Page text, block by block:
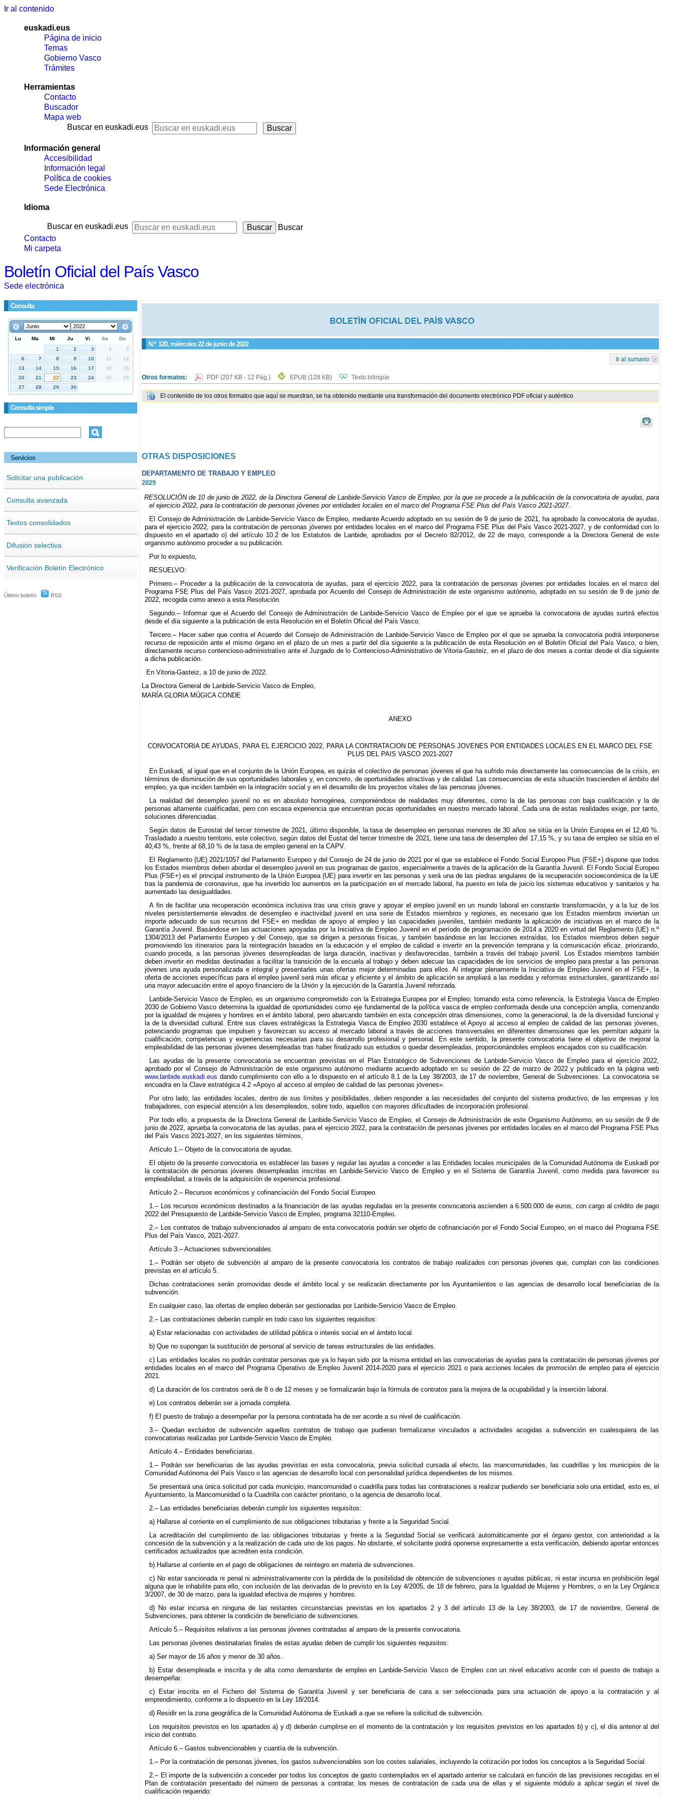
Ir al contenido
euskadi.eus
Página de inicio
Temas
Gobierno Vasco
Trámites
Herramientas
Contacto
Buscador
Mapa web
Buscar en euskadi.eus
Información general
Accesibilidad
Información legal
Política de cookies
Sede Electrónica
Idioma
Buscar en euskadi.eus
Buscar
Contacto
Mi carpeta
Boletín Oficial del País Vasco
Sede electrónica
Consulta
Consulta simple
Servicios
Solicitar una publicación
Consulta avanzada
Textos consolidados
Difusión selectiva
Verificación Boletín Electrónico
Último boletín RSS
N.º 120, miércoles 22 de junio de 2022
Ir al sumario
Otros formatos: PDF (207 KB - 12 Pág.) EPUB (128 KB) Texto bilingüe
El contenido de los otros formatos que aquí se muestran, se ha obtenido mediante una transformación del documento electrónico PDF oficial y auténtico
OTRAS DISPOSICIONES
DEPARTAMENTO DE TRABAJO Y EMPLEO
2829
RESOLUCIÓN de 10 de junio de 2022, de la Directora General de Lanbide-Servicio Vasco de Empleo, por la que se procede a la publicación de la convocatoria de ayudas, para
el ejercicio 2022, para la contratación de personas jóvenes por entidades locales en el marco del Programa FSE Plus del País Vasco 2021-2027.
El Consejo de Administración de Lanbide-Servicio Vasco de Empleo, mediante Acuerdo adoptado en su sesión de 9 de junio de 2021, ha aprobado la convocatoria de ayudas,
para el ejercicio 2022, para la contratación de personas jóvenes por entidades locales en el marco del Programa FSE Plus del País Vasco 2021-2027, y de conformidad con lo
dispuesto en el apartado o) del artículo 10.2 de los Estatutos de Lanbide, aprobados por el Decreto 82/2012, de 22 de mayo, corresponde a la Directora General de este
organismo autónomo proceder a su publicación.
Por lo expuesto,
RESUELVO:
Primero.– Proceder a la publicación de la convocatoria de ayudas, para el ejercicio 2022, para la contratación de personas jóvenes por entidades locales en el marco del
Programa FSE Plus del País Vasco 2021-2027, aprobada por Acuerdo del Consejo de Administración de este organismo autónomo, adoptado en su sesión de 9 de junio de
2022, recogida como anexo a esta Resolución.
Segundo.– Informar que el Acuerdo del Consejo de Administración de Lanbide-Servicio Vasco de Empleo por el que se aprueba la convocatoria de ayudas surtirá efectos
desde el día siguiente a la publicación de esta Resolución en el Boletín Oficial del País Vasco.
Tercero.– Hacer saber que contra el Acuerdo del Consejo de Administración de Lanbide-Servicio Vasco de Empleo por el que se aprueba la convocatoria podrá interponerse
recurso de reposición ante el mismo órgano en el plazo de un mes a partir del día siguiente a la publicación de esta Resolución en el Boletín Oficial del País Vasco, o bien,
directamente recurso contencioso-administrativo ante el Juzgado de lo Contencioso-Administrativo de Vitoria-Gasteiz, en el plazo de dos meses a contar desde el día siguiente
a dicha publicación.
En Vitoria-Gasteiz, a 10 de junio de 2022.
La Directora General de Lanbide-Servicio Vasco de Empleo,
MARÍA GLORIA MÚGICA CONDE
ANEXO
CONVOCATORIA DE AYUDAS, PARA EL EJERCICIO 2022, PARA LA CONTRATACION DE PERSONAS JOVENES POR ENTIDADES LOCALES EN EL MARCO DEL FSE
PLUS DEL PAIS VASCO 2021-2027
En Euskadi, al igual que en el conjunto de la Unión Europea, es quizás el colectivo de personas jóvenes el que ha sufrido más directamente las consecuencias de la crisis, en
términos de disminución de sus oportunidades laborales y, en concreto, de oportunidades atractivas y de calidad. Las consecuencias de esta situación trascienden el ámbito del
empleo, ya que inciden también en la integración social y en el desarrollo de los proyectos vitales de las personas jóvenes.
La realidad del desempleo juvenil no es en absoluto homogénea, componiéndose de realidades muy diferentes, como la de las personas con baja cualificación y la de
personas altamente cualificadas, pero con escasa experiencia que encuentran pocas oportunidades en nuestro mercado laboral. Cada una de estas realidades exige, por tanto,
soluciones diferenciadas.
Según datos de Eurostat del tercer trimestre de 2021, último disponible, la tasa de desempleo en personas menores de 30 años se sitúa en la Unión Europea en el 12,40 %.
Trasladado a nuestro territorio, este colectivo, según datos del Eustat del tercer trimestre de 2021, tiene una tasa de desempleo del 17,15 %, y su tasa de empleo se sitúa en el
40,43 %, frente al 68,10 % de la tasa de empleo general en la CAPV.
El Reglamento (UE) 2021/1057 del Parlamento Europeo y del Consejo de 24 de junio de 2021 por el que se establece el Fondo Social Europeo Plus (FSE+) dispone que todos
los Estados miembros deben abordar el desempleo juvenil en sus programas de gastos, especialmente a través de la aplicación de la Garantía Juvenil. El Fondo Social Europeo
Plus (FSE+) es el principal instrumento de la Unión Europea (UE) para invertir en las personas y será una de las piedras angulares de la recuperación socioeconómica de la UE
tras la pandemia de coronavirus, que ha invertido los aumentos en la participación en el mercado laboral, ha puesto en tela de juicio los sistemas educativos y sanitarios y ha
aumentado las desigualdades.
A fin de facilitar una recuperación económica inclusiva tras una crisis grave y apoyar el empleo juvenil en un mundo laboral en constante transformación, y a la luz de los
niveles persistentemente elevados de desempleo e inactividad juvenil en una serie de Estados miembros y regiones, es necesario que los Estados miembros inviertan un
importe adecuado de sus recursos del FSE+ en medidas de apoyo al empleo y las capacidades juveniles, también mediante la aplicación de iniciativas en el marco de la
Garantía Juvenil. Basándose en las actuaciones apoyadas por la Iniciativa de Empleo Juvenil en el período de programación de 2014 a 2020 en virtud del Reglamento (UE) n.º
1304/2013 del Parlamento Europeo y del Consejo, que se dirigen a personas físicas, y también basándose en las lecciones extraídas, los Estados miembros deben seguir
promoviendo los itinerarios para la reintegración basados en la educación y el empleo de calidad e invertir en la prevención temprana y la comunicación eficaz, priorizando,
cuando proceda, a las personas jóvenes desempleadas de larga duración, inactivas y desfavorecidas, también a través del trabajo juvenil. Los Estados miembros también
deben invertir en medidas destinadas a facilitar la transición de la escuela al trabajo y deben adecuar las capacidades de los servicios de empleo para prestar a las personas
jóvenes una ayuda personalizada e integral y presentarles unas ofertas mejor determinadas para ellos. Al integrar plenamente la Iniciativa de Empleo Juvenil en el FSE+, la
oferta de acciones específicas para el empleo juvenil será más eficaz y eficiente y el ámbito de aplicación se ampliará a las medidas y reformas estructurales, garantizando así
una mayor adecuación entre el apoyo financiero de la Unión y la ejecución de la Garantía Juvenil reforzada.
Lanbide-Servicio Vasco de Empleo, es un organismo comprometido con la Estrategia Europea por el Empleo; tomando esta como referencia, la Estrategia Vasca de Empleo
2030 de Gobierno Vasco determina la igualdad de oportunidades como eje fundamental de la política vasca de empleo conformada desde una concepción amplia, comenzando
por la igualdad de mujeres y hombres en el ámbito laboral, pero abarcando también en esta concepción otras dimensiones, como la generacional, la de la diversidad funcional y
la de la diversidad cultural. Entre sus claves estratégicas la Estrategia Vasca de Empleo 2030 establece el Apoyo al acceso al empleo de calidad de las personas jóvenes,
potenciando programas que impulsen y favorezcan su acceso al mercado laboral a través de acciones transversales en diferentes dimensiones que les permitan adquirir la
cualificación, competencias y experiencias necesarias para su desarrollo profesional y personal. En este sentido, la presente convocatoria tiene el objetivo de mejorar la
empleabilidad de las personas jóvenes desempleadas tras haber finalizado sus estudios o quedar desempleadas, proporcionándoles empleos encajados con su cualificación.
Las ayudas de la presente convocatoria se encuentran previstas en el Plan Estratégico de Subvenciones de Lanbide-Servicio Vasco de Empleo para el ejercicio 2022,
aprobado por el Consejo de Administración de este organismo autónomo mediante acuerdo adoptado en su sesión de 22 de marzo de 2022 y publicado en la página web
www.lanbide.euskadi.eus dando cumplimiento con ello a lo dispuesto en el artículo 8.1 de la Ley 38/2003, de 17 de noviembre, General de Subvenciones. La convocatoria se
encuadra en la Clave estratégica 4.2 «Apoyo al acceso al empleo de calidad de las personas jóvenes».
Por otro lado, las entidades locales, dentro de sus límites y posibilidades, deben responder a las necesidades del conjunto del sistema productivo, de las empresas y los
trabajadores, con especial atención a los desempleados, sobre todo, aquellos con mayores dificultades de incorporación profesional.
Por todo ello, a propuesta de la Directora General de Lanbide-Servicio Vasco de Empleo, el Consejo de Administración de este Organismo Autónomo, en su sesión de 9 de
junio de 2022, aprueba la convocatoria de las ayudas, para el ejercicio 2022, para la contratación de personas jóvenes por entidades locales en el marco del Programa FSE Plus
del País Vasco 2021-2027, en los siguientes términos,
Artículo 1.– Objeto de la convocatoria de ayudas.
El objeto de la presente convocatoria es establecer las bases y regular las ayudas a conceder a las Entidades locales municipales de la Comunidad Autónoma de Euskadi por
la contratación de personas jóvenes desempleadas inscritas en Lanbide-Servicio Vasco de Empleo y en el Sistema de Garantía Juvenil, como medida para favorecer su
empleabilidad, a través de la adquisición de experiencia profesional.
Artículo 2.– Recursos económicos y cofinanciación del Fondo Social Europeo.
1.– Los recursos económicos destinados a la financiación de las ayudas reguladas en la presente convocatoria ascienden a 6.500.000 de euros, con cargo al crédito de pago
2022 del Presupuesto de Lanbide-Servicio Vasco de Empleo, programa 32110-Empleo.
2.– Los contratos de trabajo subvencionados al amparo de esta convocatoria podrán ser objeto de cofinanciación por el Fondo Social Europeo, en el marco del Programa FSE
Plus del País Vasco, 2021-2027.
Artículo 3.– Actuaciones subvencionables.
1.– Podrán ser objeto de subvención al amparo de la presente convocatoria los contratos de trabajo realizados con personas jóvenes que, cumplan con las condiciones
previstas en el artículo 5.
Dichas contrataciones serán promovidas desde el ámbito local y se realizarán directamente por los Ayuntamientos o las agencias de desarrollo local beneficiarias de la
subvención.
En cualquier caso, las ofertas de empleo deberán ser gestionadas por Lanbide-Servicio Vasco de Empleo.
2.– Las contrataciones deberán cumplir en todo caso los siguientes requisitos:
a) Estar relacionadas con actividades de utilidad pública o interés social en el ámbito local.
b) Que no supongan la sustitución de personal al servicio de tareas estructurales de las entidades.
c) Las entidades locales no podrán contratar personas que ya lo hayan sido por la misma entidad en las convocatorias de ayudas para la contratación de personas jóvenes por
entidades locales en el marco del Programa Operativo de Empleo Juvenil 2014-2020 para el ejercicio 2021 o para acciones locales de promoción de empleo para el ejercicio
2021.
d) La duración de los contratos será de 8 o de 12 meses y se formalizarán bajo la fórmula de contratos para la mejora de la ocupabilidad y la inserción laboral.
e) Los contratos deberán ser a jornada completa.
f) El puesto de trabajo a desempeñar por la persona contratada ha de ser acorde a su nivel de cualificación.
3.– Quedan excluidos de subvención aquellos contratos de trabajo que pudieran formalizarse vinculados a actividades acogidas a subvención en cualesquiera de las
convocatorias realizadas por Lanbide-Servicio Vasco de Empleo.
Artículo 4.– Entidades beneficiarias.
1.– Podrán ser beneficiarias de las ayudas previstas en esta convocatoria, previa solicitud cursada al efecto, las mancomunidades, las cuadrillas y los municipios de la
Comunidad Autónoma del País Vasco o las agencias de desarrollo local con personalidad jurídica dependientes de los mismos.
Se presentará una única solicitud por cada municipio, mancomunidad o cuadrilla para todas las contrataciones a realizar pudiendo ser beneficiaria solo una entidad, esto es, el
Ayuntamiento, la Mancomunidad o la Cuadrilla con carácter prioritario, o la agencia de desarrollo local.
2.– Las entidades beneficiarias deberán cumplir los siguientes requisitos:
a) Hallarse al corriente en el cumplimiento de sus obligaciones tributarias y frente a la Seguridad Social.
La acreditación del cumplimiento de las obligaciones tributarias y frente a la Seguridad Social se verificará automáticamente por el órgano gestor, con anterioridad a la
concesión de la subvención y a la realización de cada uno de los pagos. No obstante, el solicitante podrá oponerse expresamente a esta verificación, debiendo aportar entonces
certificados actualizados que acrediten esta condición.
b) Hallarse al corriente en el pago de obligaciones de reintegro en materia de subvenciones.
c) No estar sancionada ni penal ni administrativamente con la pérdida de la posibilidad de obtención de subvenciones o ayudas públicas, ni estar incursa en prohibición legal
alguna que le inhabilite para ello, con inclusión de las derivadas de lo previsto en la Ley 4/2005, de 18 de febrero, para la Igualdad de Mujeres y Hombres, o en la Ley Orgánica
3/2007, de 30 de marzo, para la igualdad efectiva de mujeres y hombres.
d) No estar incursa en ninguna de las restantes circunstancias previstas en los apartados 2 y 3 del artículo 13 de la Ley 38/2003, de 17 de noviembre, General de
Subvenciones, para obtener la condición de beneficiario de subvenciones.
Artículo 5.– Requisitos relativos a las personas jóvenes contratadas al amparo de la presente convocatoria.
Las personas jóvenes destinatarias finales de estas ayudas deben de cumplir los siguientes requisitos:
a) Ser mayor de 16 años y menor de 30 años.
b) Estar desempleada e inscrita y de alta como demandante de empleo en Lanbide-Servicio Vasco de Empleo con un nivel educativo acorde con el puesto de trabajo a
desempeñar.
c) Estar inscrita en el Fichero del Sistema de Garantía Juvenil y ser beneficiaria de cara a ser seleccionada para una actuación de apoyo a la contratación y al
emprendimiento, conforme a lo dispuesto en la Ley 18/2014.
d) Residir en la zona geográfica de la Comunidad Autónoma de Euskadi a que se refiere la solicitud de subvención.
Los requisitos previstos en los apartados a) y d) deberán cumplirse en el momento de la contratación y los requisitos previstos en los apartados b) y c), el día anterior al del
inicio del contrato.
Artículo 6.– Gastos subvencionables y cuantía de la subvención.
1.– Por la contratación de personas jóvenes, los gastos subvencionables son los costes salariales, incluyendo la cotización por todos los conceptos a la Seguridad Social.
2.– El importe de la subvención a conceder por todos los conceptos de gasto contemplados en el apartado anterior se calculará en función de las previsiones recogidas en el
Plan de contratación presentado del número de personas a contratar, los meses de contratación de cada una de ellas y el siguiente módulo a aplicar según el nivel de
cualificación requerido: